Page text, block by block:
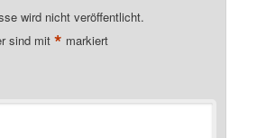
wird nicht veröffentlicht.
sind mit* markiert